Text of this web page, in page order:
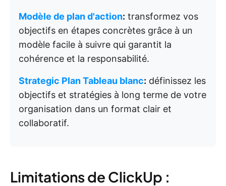
Modèle de plan d'action: transformez vos
objectifs en étapes concrètes grâce à un
modèle facile à suivre qui garantit la
cohérence et la responsabilité.
Strategic Plan Tableau blanc: définissez les
objectifs et stratégies à long terme de votre
organisation dans un format clair et
collaboratif.
Limitations de ClickUp :